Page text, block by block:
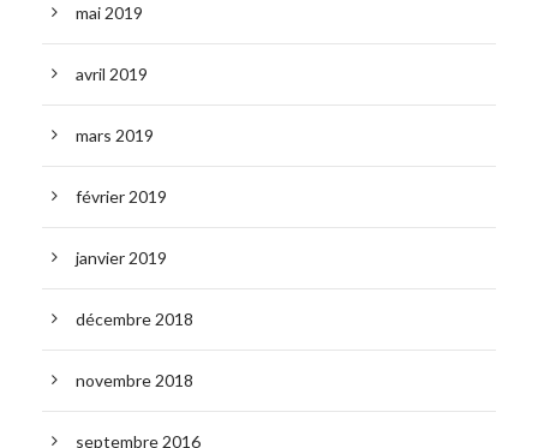
mai 2019
avril 2019
mars 2019
février 2019
janvier 2019
décembre 2018
novembre 2018
septembre 2016